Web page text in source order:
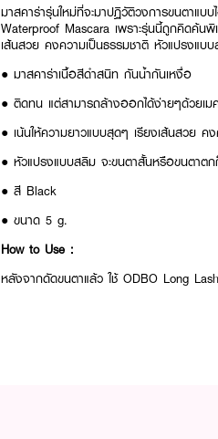
มาสคาร่ารุ่นใหม่ที่จะมาปฏิวัติวงการขนตาแ
Waterproof Mascara เพราะรุ่นนี้ถูกคิดค้น
เส้นสวย คงความเป็นธรรมชาติ หัวแปรงแ
● มาสคาร่าเนื้อสีดำสนิท กันน้ำกันเหงื่อ
● ติดทน แต่สามารถล้างออกได้ง่ายๆด้วยเ
● เน้นให้ความยาวแบบสุดๆ เรียงเส้นสวย ค
● หัวแปรงแบบสลิม จะขนตาสั้นหรือขนตาตก
● สี Black
● ขนาด 5 g.
How to Use :
หลังจากดัดขนตาแล้ว ใช้ ODBO Long